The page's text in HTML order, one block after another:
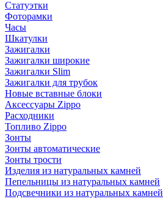
Статуэтки
Фоторамки
Часы
Шкатулки
Зажигалки
Зажигалки широкие
Зажигалки Slim
Зажигалки для трубок
Новые вставные блоки
Аксессуары Zippo
Расходники
Топливо Zippo
Зонты
Зонты автоматические
Зонты трости
Изделия из натуральных камней
Пепельницы из натуральных камней
Подсвечники из натуральных камней